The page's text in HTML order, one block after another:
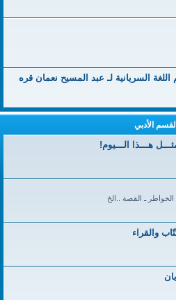
السريانية لـ عبد المسيح نعمان قره
القسم الأدبي
هـــذا الـــيوم!
الخواطر ـ القصة ..الخ
والقراء